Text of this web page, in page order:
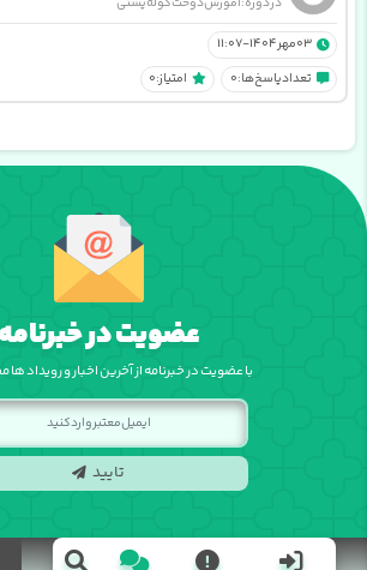
03 مهر 1404 - 11:07
تعداد پاسخ ها: 0
امتیاز: 0
عضویت در خبرنامه
با عضویت در خبرنامه از آخرین اخبار و رویداد
تایید